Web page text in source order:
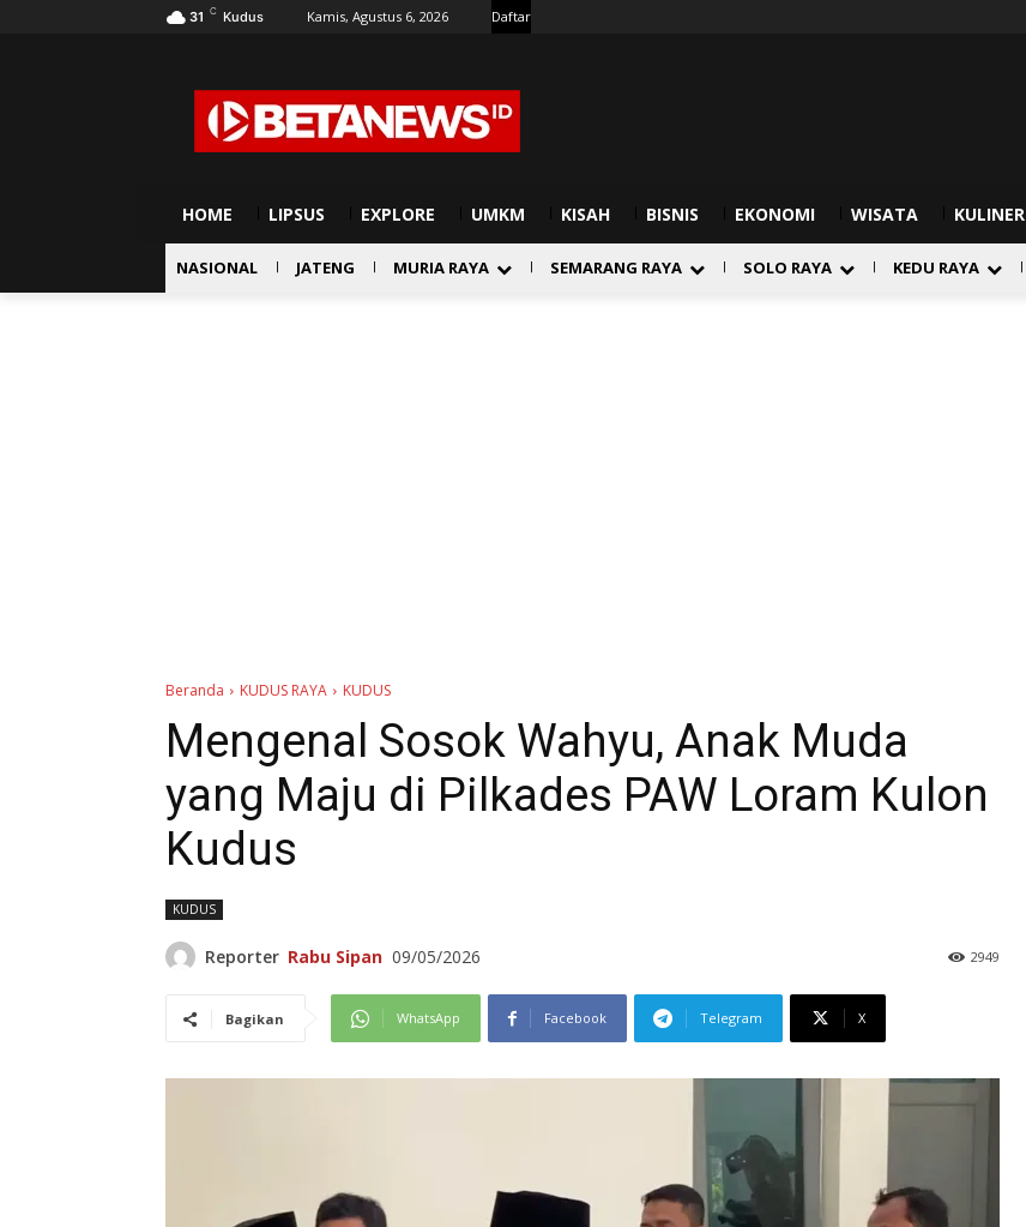
31 C Kudus Kamis, Agustus 6, 2026 Daftar
HOME LIPSUS EXPLORE UMKM KISAH BISNIS EKONOMI WISATA KULINER
NASIONAL JATENG MURIA RAYA SEMARANG RAYA SOLO RAYA KEDU RAYA
Beranda KUDUS RAYA KUDUS
Mengenal Sosok Wahyu, Anak Muda
yang Maju di Pilkades PAW Loram Kulon
Kudus
KUDUS
Reporter Rabu Sipan 09/05/2026 2949
Bagikan WhatsApp Facebook Telegram X